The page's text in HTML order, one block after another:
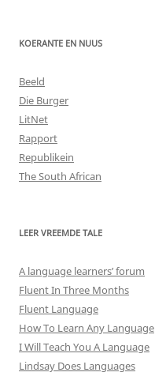
KOERANTE EN NUUS
Beeld
Die Burger
LitNet
Rapport
Republikein
The South African
LEER VREEMDE TALE
A language learners’ forum
Fluent In Three Months
Fluent Language
How To Learn Any Language
I Will Teach You A Language
Lindsay Does Languages